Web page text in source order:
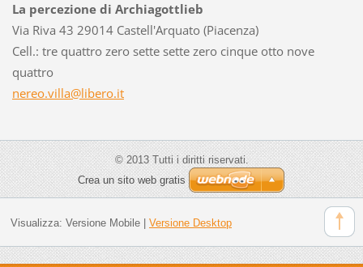
La percezione di Archiagottlieb
Via Riva 43 29014 Castell'Arquato (Piacenza)
Cell.: tre quattro zero sette sette zero cinque otto nove
quattro
nereo.villa@libero.it
© 2013 Tutti i diritti riservati.
Crea un sito web gratis
Visualizza: Versione Mobile| Versione Desktop